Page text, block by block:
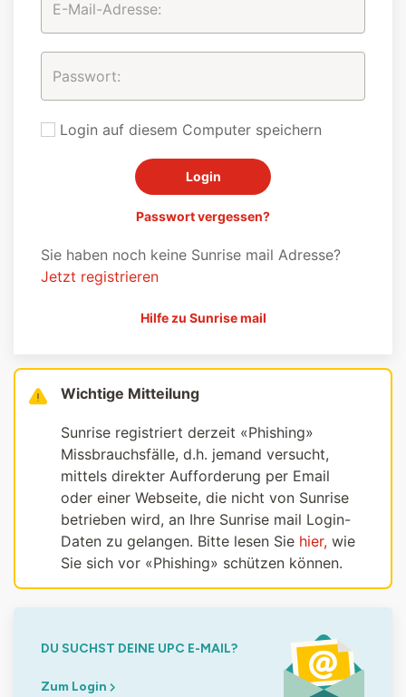
Login auf diesem Computer speichern
Passwort vergessen?
Sie haben noch keine Sunrise mail Adresse?
Jetzt registrieren
Hilfe zu Sunrise mail
Wichtige Mitteilung
Sunrise registriert derzeit «Phishing»
Missbrauchsfälle, d.h. jemand versucht,
mittels direkter Aufforderung per Email
oder einer Webseite, die nicht von Sunrise
betrieben wird, an Ihre Sunrise mail Login-
Daten zu gelangen. Bitte lesen Sie hier, wie
Sie sich vor «Phishing» schützen können.
DU SUCHST DEINE UPC E-MAIL?
Zum Login